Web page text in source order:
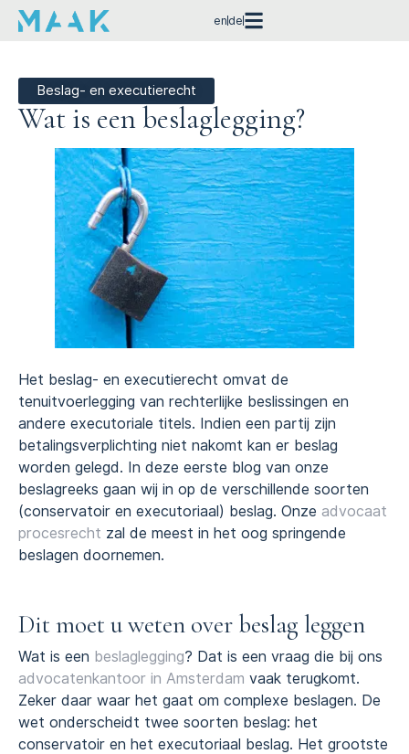
en de
Beslag- en executierecht
Wat is een beslaglegging?
Het beslag- en executierecht omvat de
tenuitvoerlegging van rechterlijke beslissingen en
andere executoriale titels. Indien een partij zijn
betalingsverplichting niet nakomt kan er beslag
worden gelegd. In deze eerste blog van onze
beslagreeks gaan wij in op de verschillende soorten
(conservatoir en executoriaal) beslag. Onze advocaat
procesrecht zal de meest in het oog springende
beslagen doornemen.
Dit moet u weten over beslag leggen
Wat is een beslaglegging? Dat is een vraag die bij ons
advocatenkantoor in Amsterdam vaak terugkomt.
Zeker daar waar het gaat om complexe beslagen. De
wet onderscheidt twee soorten beslag: het
conservatoir en het executoriaal beslag. Het grootste